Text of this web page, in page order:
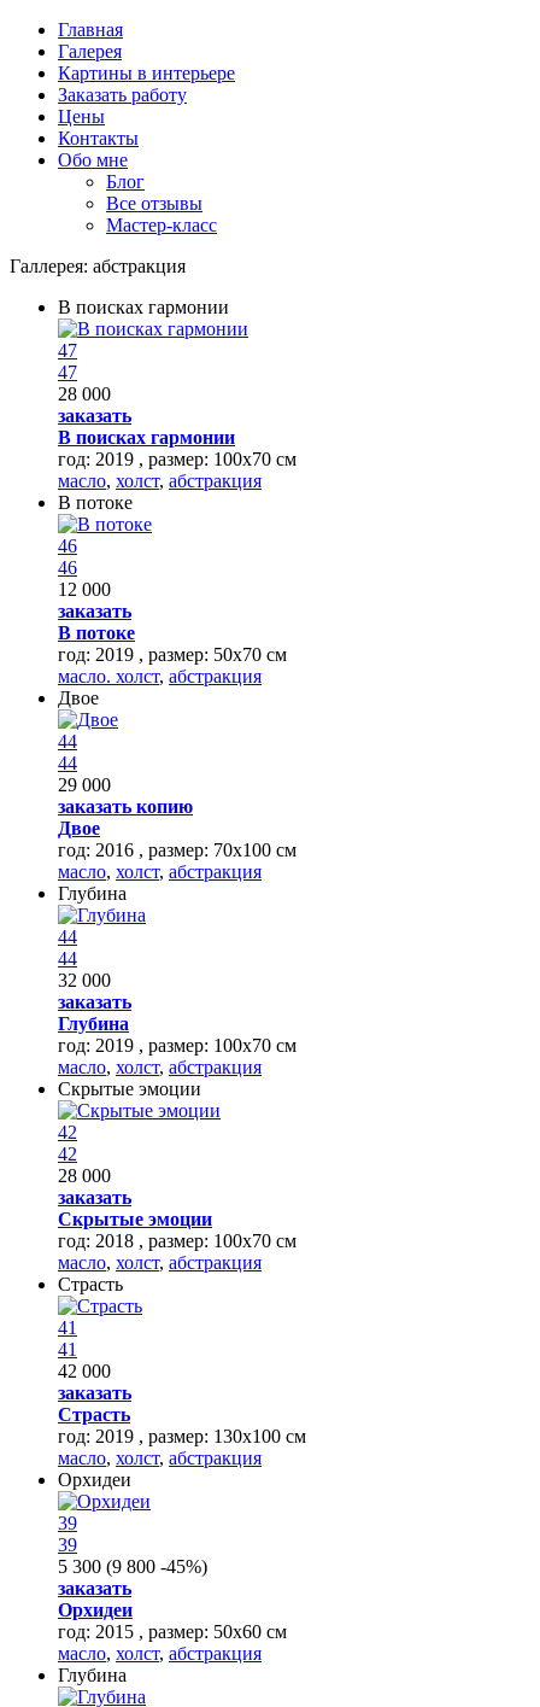
Перейти к основному содержанию
Главная
Галерея
Картины в интерьере
Заказать работу
Цены
Контакты
Обо мне
Блог
Все отзывы
Мастер-класс
Галлерея: абстракция
В поисках гармонии
47
47
28 000
заказать
В поисках гармонии
год: 2019 , размер: 100х70 см
масло, холст, абстракция
В потоке
46
46
12 000
заказать
В потоке
год: 2019 , размер: 50х70 см
масло. холст, абстракция
Двое
44
44
29 000
заказать копию
Двое
год: 2016 , размер: 70x100 см
масло, холст, абстракция
Глубина
44
44
32 000
заказать
Глубина
год: 2019 , размер: 100х70 см
масло, холст, абстракция
Скрытые эмоции
42
42
28 000
заказать
Скрытые эмоции
год: 2018 , размер: 100х70 см
масло, холст, абстракция
Страсть
41
41
42 000
заказать
Страсть
год: 2019 , размер: 130х100 см
масло, холст, абстракция
Орхидеи
39
39
5 300 (9 800 -45%)
заказать
Орхидеи
год: 2015 , размер: 50х60 см
масло, холст, абстракция
Глубина